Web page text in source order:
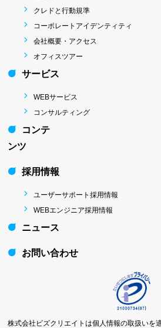
クレドと行動規準
コーポレートアイデンティティ
会社概要・アクセス
オフィスツアー
サービス
WEBサービス
コンサルティング
コンテ
ンツ
採用情報
ユーザーサポート採用情報
WEBエンジニア採用情報
ニュース
お問い合わせ
株式会社ビズクリエイトは個人情報の取扱いを